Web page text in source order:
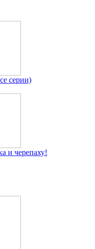
серии)
и черепаху!